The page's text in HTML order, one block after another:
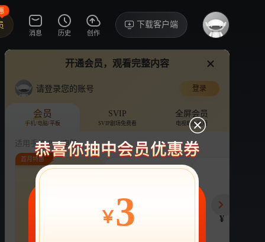
消息 历史 创作
下载客户端
讨论·62
我家那闺女2025
综艺
评论 151.6万分享
免前贴片广告，解锁会员权益
广告特权
开通会员，观看完整内容
请登录您的账号 登录
会员
手机/电脑/平板
SVIP
SVIP剧场免费看
全屏会员
电视端也能用
适用手机/Pad/电脑
首月特惠
¥ ¥
￥3